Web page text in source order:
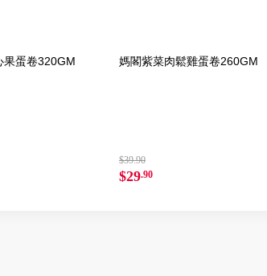
果蛋卷320GM 媽閣紫菜肉鬆雞蛋卷260GM
$39.90
$29.90